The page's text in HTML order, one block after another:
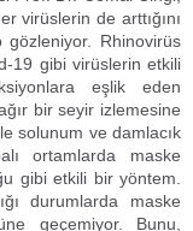
virüslerin de arttığını
Rhinovirüs
19 gibi virüslerin etkili
eşlik eden
bir seyir izlemesine
solunum ve damlacık
ortamlarda maske
gibi etkili bir yöntem.
durumlarda maske
geçemiyor. Bunu,